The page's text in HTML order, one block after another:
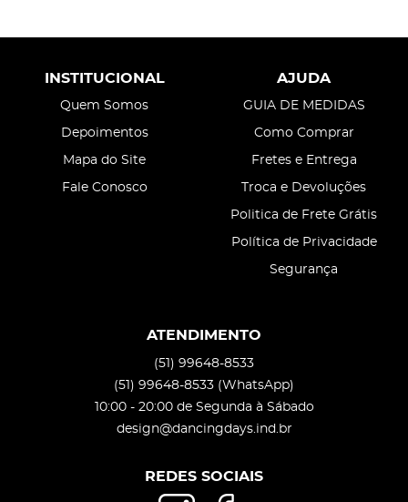
INSTITUCIONAL
Quem Somos
Depoimentos
Mapa do Site
Fale Conosco
AJUDA
GUIA DE MEDIDAS
Como Comprar
Fretes e Entrega
Troca e Devoluções
Politica de Frete Grátis
Política de Privacidade
Segurança
ATENDIMENTO
(51) 99648-8533
(51) 99648-8533 (WhatsApp)
10:00 - 20:00 de Segunda à Sábado
design@dancingdays.ind.br
REDES SOCIAIS